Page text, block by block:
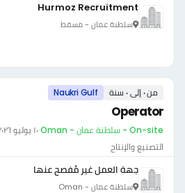
Hurmoz Recruitment
سلطنة عمان - مسقط
من ٠ إلى ٠ سنة Naukri Gulf
Operator
On-site - سلطنة عمان - Oman ·١٠ يوليو ٢٠٢٦
التصنيع والإنتاج
جهة العمل غير مُفصح عنها
سلطنة عمان - Oman